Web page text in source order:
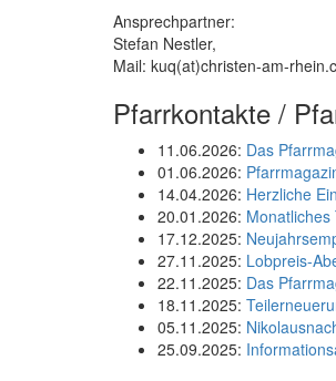
Ansprechpartner:
Stefan Nestler,
Mail: kuq(at)christen-am-
Pfarrkontakte /
11.06.2026: Das
01.06.2026:
14.04.2026: Herzliche
20.01.2026: Monatliches
17.12.2025:
27.11.2025: Lobpreis-
22.11.2025: Das
18.11.2025:
05.11.2025:
25.09.2025: